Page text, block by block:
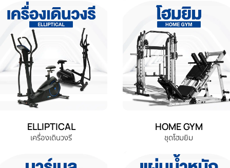
ELLIPTICAL
เครื่องเดินวงรี
HOME GYM
ชุดโฮมยิม